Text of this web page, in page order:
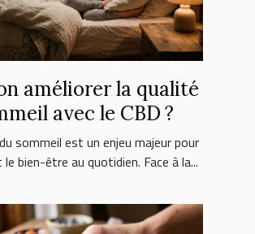
améliorer la qualité
avec le CBD ?
sommeil est un enjeu majeur pour
bien-être au quotidien. Face à la...